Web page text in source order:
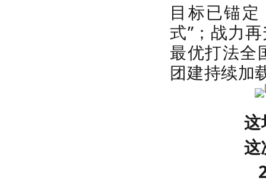
目标已锚
式”；战力
最优打法全
团建持续加
这
这